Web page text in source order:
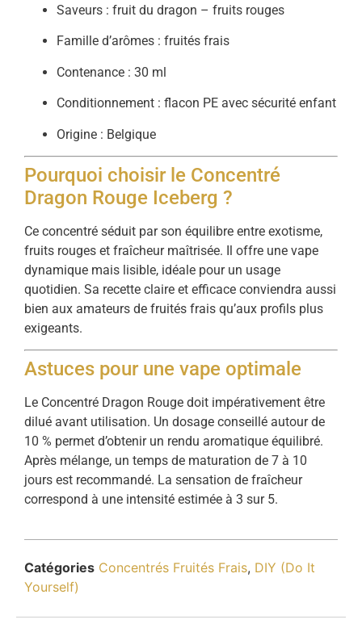
Saveurs : fruit du dragon – fruits rouges
Famille d’arômes : fruités frais
Contenance : 30 ml
Conditionnement : flacon PE avec sécurité enfant
Origine : Belgique
Pourquoi choisir le Concentré
Dragon Rouge Iceberg ?
Ce concentré séduit par son équilibre entre exotisme,
fruits rouges et fraîcheur maîtrisée. Il offre une vape
dynamique mais lisible, idéale pour un usage
quotidien. Sa recette claire et efficace conviendra aussi
bien aux amateurs de fruités frais qu’aux profils plus
exigeants.
Astuces pour une vape optimale
Le Concentré Dragon Rouge doit impérativement être
dilué avant utilisation. Un dosage conseillé autour de
10 % permet d’obtenir un rendu aromatique équilibré.
Après mélange, un temps de maturation de 7 à 10
jours est recommandé. La sensation de fraîcheur
correspond à une intensité estimée à 3 sur 5.
Catégories Concentrés Fruités Frais, DIY (Do It
Yourself)